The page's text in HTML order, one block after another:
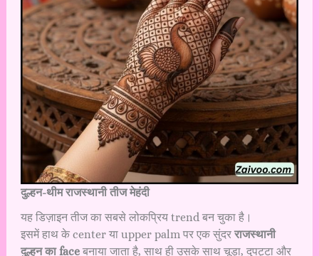
दुल्हन-थीम राजस्थानी तीज मेहंदी
यह डिज़ाइन तीज का सबसे लोकप्रिय trend बन चुका है।
इसमें हाथ के center या upper palm पर एक सुंदर राजस्थानी
दुल्हन का faceबनाया जाता है, साथ ही उसके साथ चूड़ा, दुपट्टा और